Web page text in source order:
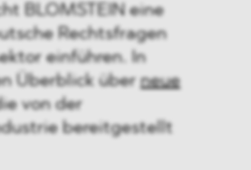
BLOMSTEIN eine
Rechtsfragen
einführen. In
Überblick überneue
von der
bereitgestellt